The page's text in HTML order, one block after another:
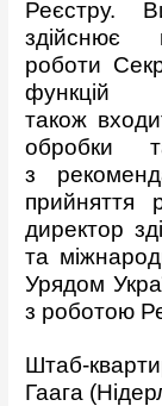
Реєстру.
здійснює
роботи
функцій
також
обробки
з
прийняття
директор
та
Урядом
з роботою
Штаб-
Гаага